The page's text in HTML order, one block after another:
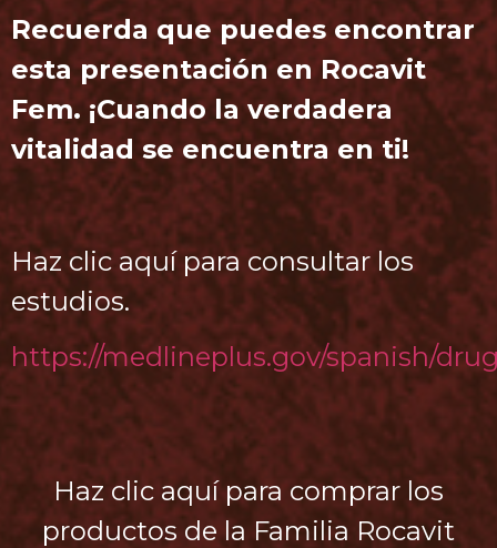
Recuerda que puedes encontrar
esta presentación en Rocavit
Fem. ¡Cuando la verdadera
vitalidad se encuentra en ti!
Haz clic aquí para consultar los
estudios.
https://medlineplus.gov/spanish/
Haz clic aquí para comprar los
productos de la Familia Rocavit